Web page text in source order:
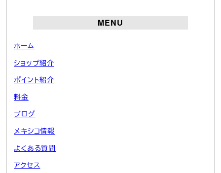
MENU
ホーム
ショップ紹介
ポイント紹介
料金
ブログ
メキシコ情報
よくある質問
アクセス